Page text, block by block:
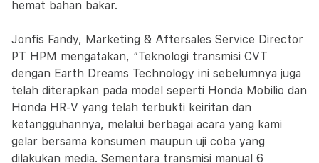
hemat bahan bakar.
Jonfis Fandy, Marketing & Aftersales Service Director
PT HPM mengatakan, “Teknologi transmisi CVT
dengan Earth Dreams Technology ini sebelumnya juga
telah diterapkan pada model seperti Honda Mobilio dan
Honda HR-V yang telah terbukti keiritan dan
ketangguhannya, melalui berbagai acara yang kami
gelar bersama konsumen maupun uji coba yang
dilakukan media. Sementara transmisi manual 6